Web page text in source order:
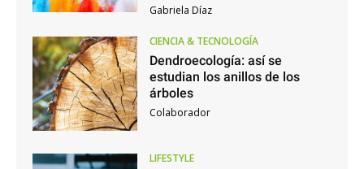
Gabriela Díaz
CIENCIA & TECNOLOGÍA
Dendroecología: así se
estudian los anillos de los
árboles
Colaborador
LIFESTYLE